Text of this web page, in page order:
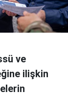
ve
ilişkin